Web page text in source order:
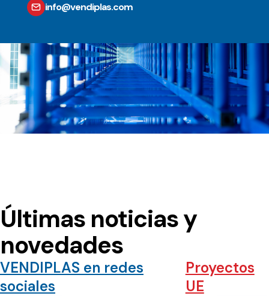
info@vendiplas.com
Últimas noticias y
novedades
VENDIPLAS en redes
sociales
Proyectos
UE